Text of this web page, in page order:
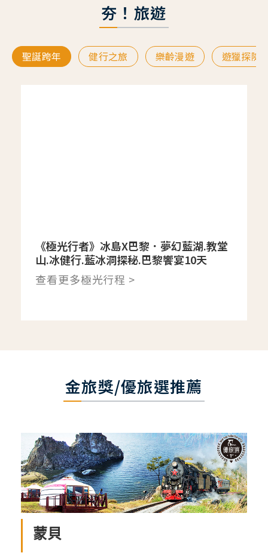
夯！旅遊
聖誕跨年 健行之旅 樂齡漫遊 遊獵探險
《極光行者》冰島X巴黎．夢幻藍湖.教堂
山.冰健行.藍冰洞探秘.巴黎饗宴10天
查看更多極光行程 >
金旅獎/優旅選推薦
蒙貝